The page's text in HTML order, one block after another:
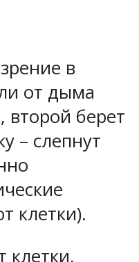
в
от дыма
второй берет
– слепнут
клетки).